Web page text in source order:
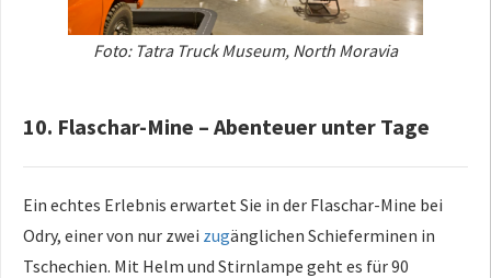
Foto: Tatra Truck Museum, North Moravia
10. Flaschar-Mine – Abenteuer unter Tage
Ein echtes Erlebnis erwartet Sie in der Flaschar-Mine bei
Odry, einer von nur zwei zugänglichen Schieferminen in
Tschechien. Mit Helm und Stirnlampe geht es für 90